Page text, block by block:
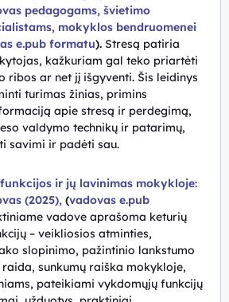
pedagogams, švietimo
mokyklos bendruomenei
e.pub formatu). Stresą patiria
kažkuriam gal teko priartėti
ribos ar net jį išgyventi. Šis leidinys
turimas žinias, primins
apie stresą ir perdegimą,
valdymo technikų ir patarimų,
savimi ir padėti sau.
ir jų lavinimas mokykloje:
(2025),(vadovas e.pub
vadove aprašoma keturių
– veikliosios atminties,
slopinimo, pažintinio lankstumo
sunkumų raiška mokykloje,
pateikiami vykdomųjų funkcijų